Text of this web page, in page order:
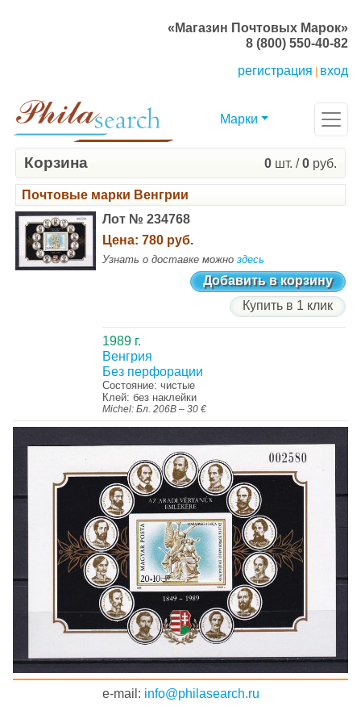
«Магазин Почтовых Марок»
8 (800) 550-40-82
регистрация
вход
Марки
Корзина 0 шт. /0 руб.
Почтовые марки Венгрии
Лот № 234768
Цена: 780 руб.
Узнать о доставке можно здесь
Добавить в корзину
Купить в 1 клик
1989 г.
Венгрия
Без перфорации
Состояние: чистые
Клей: без наклейки
Michel: Бл. 206B – 30 €
e-mail: info@philasearch.ru